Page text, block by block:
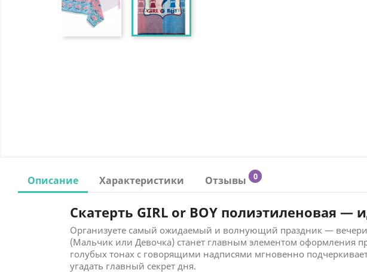
Описание Характеристики Отзывы 0
Скатерть GIRL or BOY полиэтиленовая
Организуете самый ожидаемый и волнующий праздник —
(Мальчик или Девочка) станет главным элементом оформления
голубых тонах с говорящими надписями мгновенно
угадать главный секрет дня.